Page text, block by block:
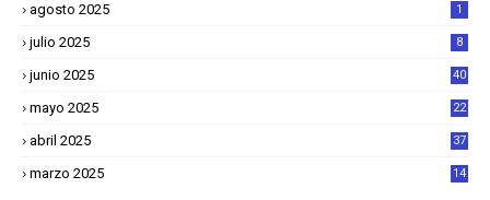
agosto 2025 1
julio 2025 8
junio 2025 40
mayo 2025
22
abril 2025
37
marzo 2025
14